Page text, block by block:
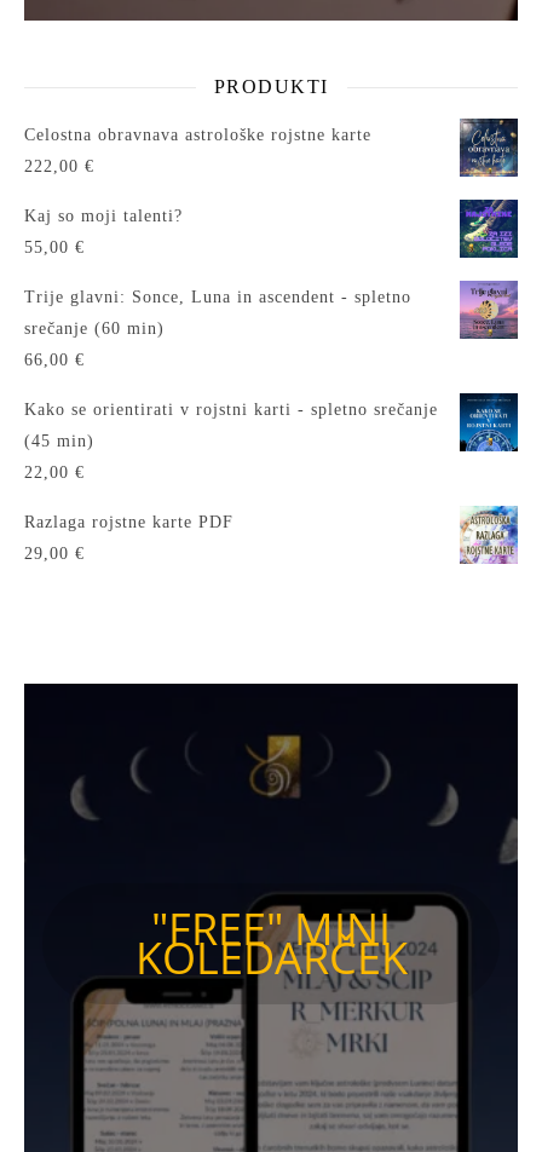
PRODUKTI
Celostna obravnava astrološke rojstne karte
222,00 €
Kaj so moji talenti?
55,00 €
Trije glavni: Sonce, Luna in ascendent - spletno
srečanje (60 min)
66,00 €
Kako se orientirati v rojstni karti - spletno srečanje
(45 min)
22,00 €
Razlaga rojstne karte PDF
29,00 €
"FREE" MINI
KOLEDARČEK